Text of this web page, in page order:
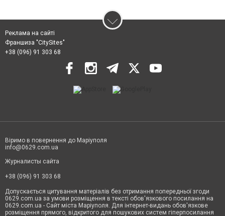
Реклама на сайті
Франшиза "CitySites"
+38 (096) 91 303 68
Віримо в повернення до Маріуполя
info@0629.com.ua
Журналисты сайта
+38 (096) 91 303 68
Допускається цитування матеріалів без отримання попередньої згоди
0629.com.ua за умови розміщення в тексті обов'язкового посилання на
0629.com.ua - Сайт міста Маріуполя. Для інтернет-видань обов'язкове
розміщення прямого, відкритого для пошукових систем гіперпосилання